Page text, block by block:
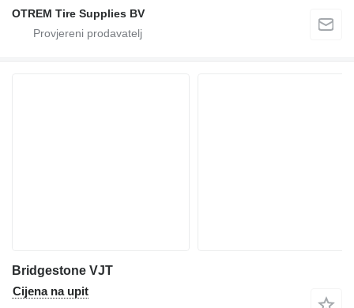
OTREM Tire Supplies BV
Bridgestone VJT
Cijena na upit